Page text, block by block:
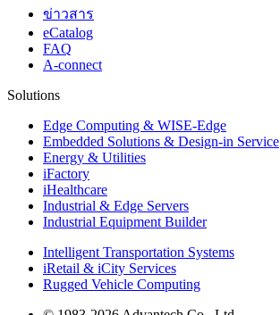
ข่าวสาร
eCatalog
FAQ
A-connect
Solutions
Edge Computing & WISE-Edge
Embedded Solutions & Design-in Service
Energy & Utilities
iFactory
iHealthcare
Industrial & Edge Servers
Industrial Equipment Builder
Intelligent Transportation Systems
iRetail & iCity Services
Rugged Vehicle Computing